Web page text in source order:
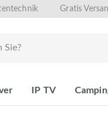
Gratis
IP TV